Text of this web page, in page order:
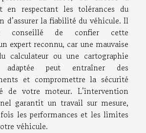
en respectant les tolérances du
d’assurer la fiabilité du véhicule. Il
conseillé de confier cette
expert reconnu, car une mauvaise
calculateur ou une cartographie
peut entraîner des
et compromettre la sécurité
de votre moteur. L’intervention
garantit un travail sur mesure,
les performances et les limites
véhicule.